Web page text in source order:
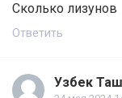
Сколько лизунов
Ответить
Узбек